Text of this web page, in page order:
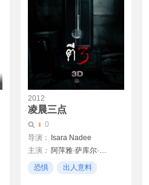
2012
凌晨三点
0
导演：
Isara Nadee
卡洛堤·奈金塔隆
皮查农·塔玛杰拉
主演：
阿萍雅·萨库尔·加伦苏
霍嘉丝·芝华顾
恐惧
出人意料